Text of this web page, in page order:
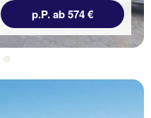
p.P. ab 574 €